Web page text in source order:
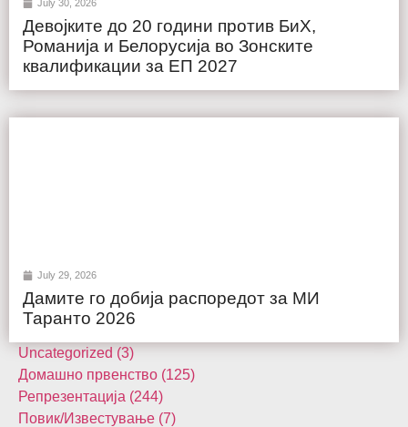
July 30, 2026
Девојките до 20 години против БиХ,
Романија и Белорусија во Зонските
квалификации за ЕП 2027
July 29, 2026
Дамите го добија распоредот за МИ
Таранто 2026
Uncategorized (3)
Домашнo првенство (125)
Репрезентација (244)
Повик/Известување (7)